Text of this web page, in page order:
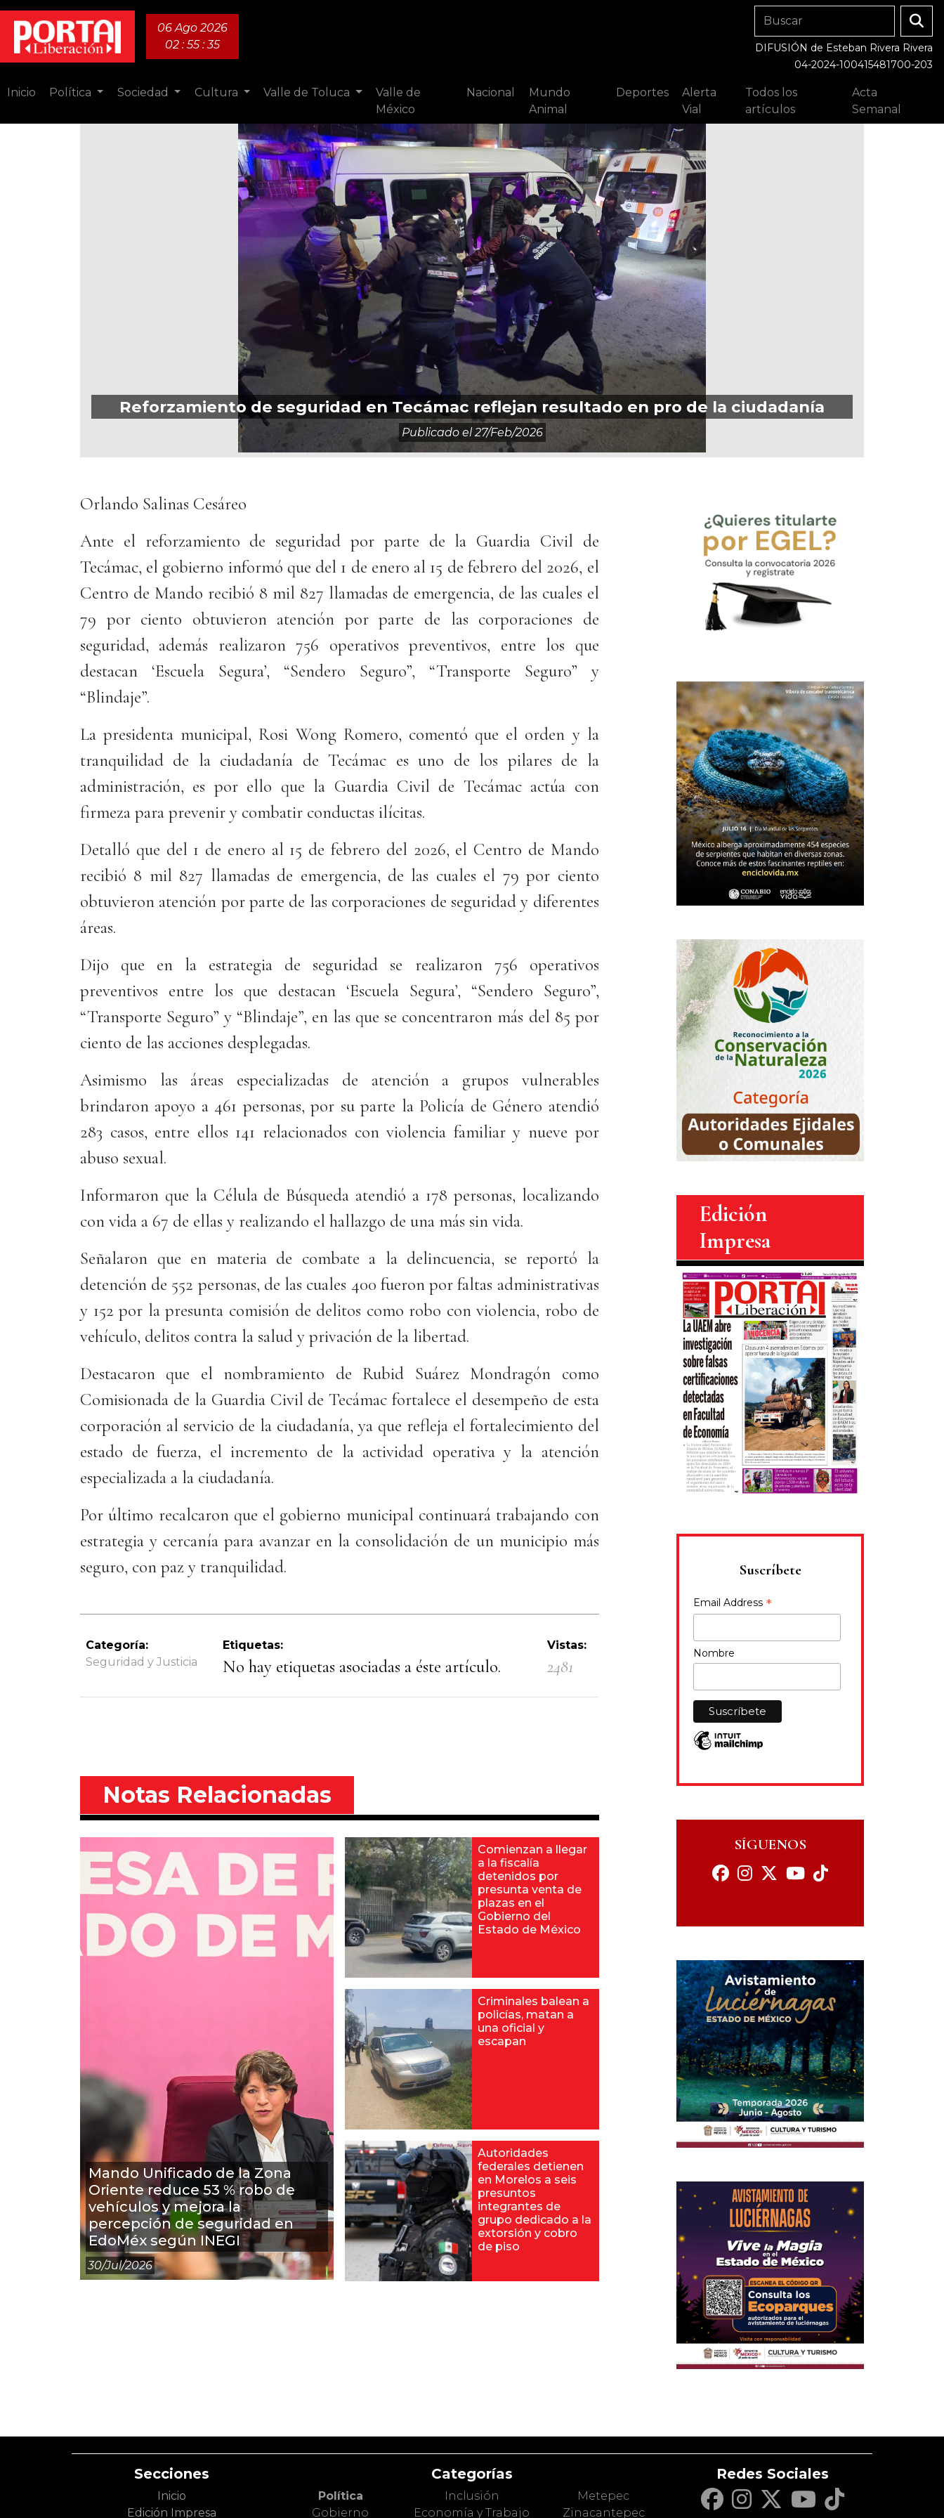
06 Ago 2026
02 : 55 : 36
DIFUSIÓN de Esteban Rivera Rivera
04-2024-100415481700-203
Inicio Política Sociedad Cultura Valle de Toluca
Valle de
México
Nacional
Mundo
Animal
Deportes
Alerta
Vial
Todos los
artículos
Acta
Semanal
Reforzamiento de seguridad en Tecámac reflejan resultado en pro de la ciudadanía
Publicado el27/feb/2026
Orlando Salinas Cesáreo
Ante el reforzamiento de seguridad por parte de la Guardia Civil de
Tecámac, el gobierno informó que del 1 de enero al 15 de febrero del 2026, el
Centro de Mando recibió 8 mil 827 llamadas de emergencia, de las cuales el
79 por ciento obtuvieron atención por parte de las corporaciones de
seguridad, además realizaron 756 operativos preventivos, entre los que
destacan ‘Escuela Segura’, “Sendero Seguro”, “Transporte Seguro” y
“Blindaje”.
La presidenta municipal, Rosi Wong Romero, comentó que el orden y la
tranquilidad de la ciudadanía de Tecámac es uno de los pilares de la
administración, es por ello que la Guardia Civil de Tecámac actúa con
firmeza para prevenir y combatir conductas ilícitas.
Detalló que del 1 de enero al 15 de febrero del 2026, el Centro de Mando
recibió 8 mil 827 llamadas de emergencia, de las cuales el 79 por ciento
obtuvieron atención por parte de las corporaciones de seguridad y diferentes
áreas.
Dijo que en la estrategia de seguridad se realizaron 756 operativos
preventivos entre los que destacan ‘Escuela Segura’, “Sendero Seguro”,
“Transporte Seguro” y “Blindaje”, en las que se concentraron más del 85 por
ciento de las acciones desplegadas.
Asimismo las áreas especializadas de atención a grupos vulnerables
brindaron apoyo a 461 personas, por su parte la Policía de Género atendió
283 casos, entre ellos 141 relacionados con violencia familiar y nueve por
abuso sexual.
Informaron que la Célula de Búsqueda atendió a 178 personas, localizando
con vida a 67 de ellas y realizando el hallazgo de una más sin vida.
Señalaron que en materia de combate a la delincuencia, se reportó la
detención de 552 personas, de las cuales 400 fueron por faltas administrativas
y 152 por la presunta comisión de delitos como robo con violencia, robo de
vehículo, delitos contra la salud y privación de la libertad.
Destacaron que el nombramiento de Rubid Suárez Mondragón como
Comisionada de la Guardia Civil de Tecámac fortalece el desempeño de esta
corporación al servicio de la ciudadanía, ya que refleja el fortalecimiento del
estado de fuerza, el incremento de la actividad operativa y la atención
especializada a la ciudadanía.
Por último recalcaron que el gobierno municipal continuará trabajando con
estrategia y cercanía para avanzar en la consolidación de un municipio más
seguro, con paz y tranquilidad.
Categoría:
Seguridad y Justicia
Etiquetas:
No hay etiquetas asociadas a éste artículo.
Vistas:
2481
Notas Relacionadas
Mando Unificado de la Zona
Oriente reduce 53 % robo de
vehículos y mejora la
percepción de seguridad en
EdoMéx según INEGI
30/jul/2026
Comienzan a llegar
a la fiscalía
detenidos por
presunta venta de
plazas en el
Gobierno del
Estado de México
Criminales balean a
policías, matan a
una oficial y
escapan
Autoridades
federales detienen
en Morelos a seis
presuntos
integrantes de
grupo dedicado a la
extorsión y cobro
de piso
Edición
Impresa
Suscríbete
Email Address *
Nombre
SÍGUENOS
Secciones
Inicio
Edición Impresa
Categorías
Política
Gobierno
Inclusión
Economía y Trabajo
Metepec
Zinacantepec
Redes Sociales